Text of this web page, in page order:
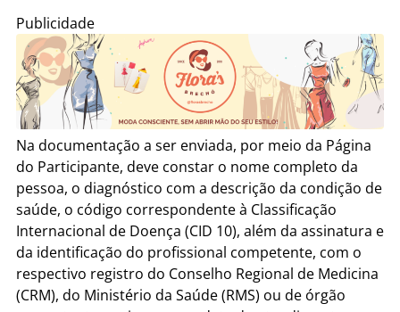
Publicidade
Na documentação a ser enviada, por meio da Página
do Participante, deve constar o nome completo da
pessoa, o diagnóstico com a descrição da condição de
saúde, o código correspondente à Classificação
Internacional de Doença (CID 10), além da assinatura e
da identificação do profissional competente, com o
respectivo registro do Conselho Regional de Medicina
(CRM), do Ministério da Saúde (RMS) ou de órgão